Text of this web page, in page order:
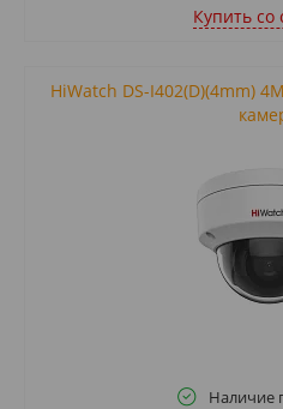
Купить cо
HiWatch DS-I402(D)(4mm)
Наличие